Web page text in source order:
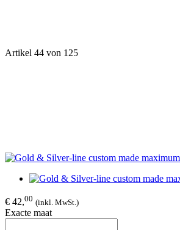
Artikel 44 von 125
€ 42,00 (inkl. MwSt.)
Exacte maat